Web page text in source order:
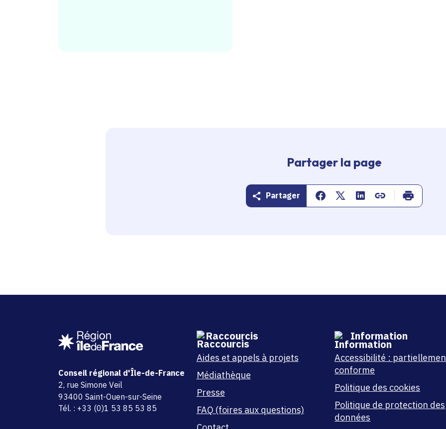
Partager la page
Partager Partager sur Facebook
Partager sur Twitter
Partager sur Linkedin
Copier dans le
Imprimer
Conseil régional d'Île-de-France
adresse
2, rue Simone Veil
code postal et commune
93400 Saint-Ouen-sur-Seine
Tél. : +33 (0)1 53 85 53 85
Raccourcis
Aides et appels à projets
Médiathèque
Presse
FAQ (foires aux questions)
Information
Accessibilité :
conforme
Politique des cookies
Politique de protection des
données